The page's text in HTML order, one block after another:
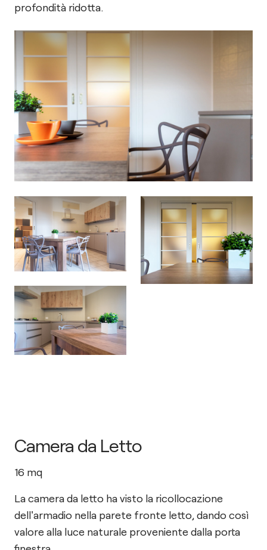
profondità ridotta.
Camera da Letto
16 mq
La camera da letto ha visto la ricollocazione
dell'armadio nella parete fronte letto, dando così
valore alla luce naturale proveniente dalla porta